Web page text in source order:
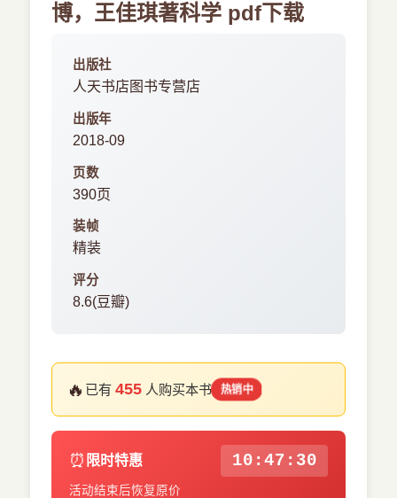
博，王佳琪著科学 pdf下载
出版社
人天书店图书专营店
出版年
2018-09
页数
390页
装帧
精装
评分
8.6(豆瓣)
🔥 已有455 人购买本书 热销中
⏰ 限时特惠 10:47:30
活动结束后恢复原价